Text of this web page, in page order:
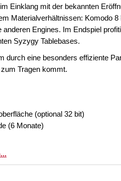
Einklang mit der bekannten
Materialverhältnissen: Komodo 8
anderen Engines. Im Endspiel
Syzygy Tablebases.
durch eine besonders effiziente
Tragen kommt.
(optional 32 bit)
(6 Monate)